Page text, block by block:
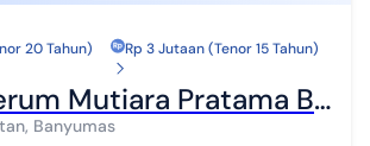
20 Tahun) Rp 3 Jutaan (Tenor 15 Tahun)
Rumah Perum Mutiara Pratama Berkoh Dekat Rs Margono Purwokerto
Banyumas